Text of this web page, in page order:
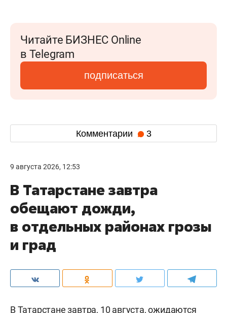
Читайте БИЗНЕС Online
в Telegram
подписаться
Комментарии 3
9 августа 2026, 12:53
В Татарстане завтра
обещают дожди,
в отдельных районах грозы
и град
В Татарстане завтра, 10 августа, ожидаются